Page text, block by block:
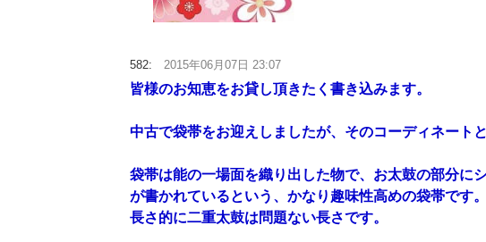
582: 2015年06月07日 23:07
皆様のお知恵をお貸し頂きたく書き込みます。
中古で袋帯をお迎えしましたが、そのコーディネート
袋帯は能の一場面を織り出した物で、お太鼓の部分に
が書かれているという、かなり趣味性高めの袋帯です。
長さ的に二重太鼓は問題ない長さです。